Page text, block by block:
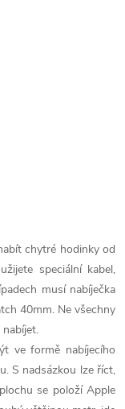
chytré hodinky od
speciální kabel,
musí nabíječka
40mm. Ne všechny
ve formě nabíjecího
S nadsázkou lze říct,
se položí Apple